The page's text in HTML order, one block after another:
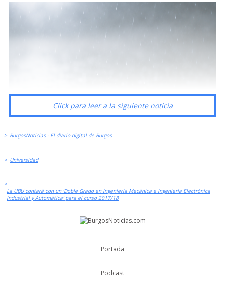
Click para leer a la siguiente noticia
> BurgosNoticias - El diario digital de Burgos
> Universidad
>
La UBU contará con un ‘Doble Grado en Ingeniería Mecánica e Ingeniería Electrónica
Industrial y Automática’ para el curso 2017/18
Portada
Podcast